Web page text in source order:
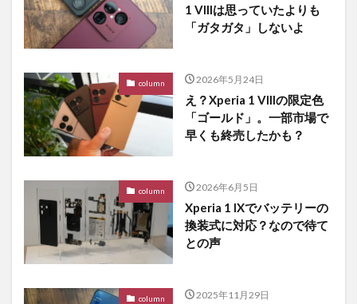
1 VIIIは思っていたよりも
「ガタガタ」しないよ
column 2026年5月24日
え？Xperia 1 VIIIの限定色
「ゴールド」。一部市場で
早くも終売したかも？
column 2026年6月5日
Xperia 1 IXでバッテリーの
換装式に対応？なので待て
との声
column 2025年11月29日